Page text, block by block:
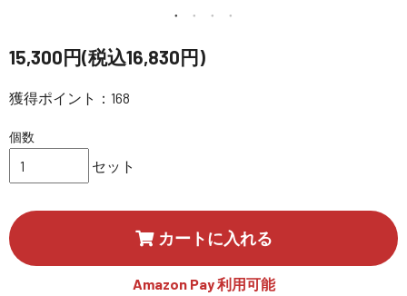
講習会･国家資格･WEBセミナー
定期配信!
コーポレートサイト
15,300円(税込16,830円)
獲得ポイント：168
個数
セット
カートに入れる
Amazon Pay 利用可能